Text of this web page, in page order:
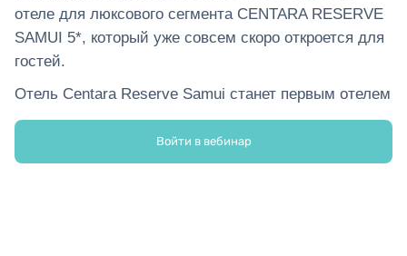
отеле для люксового сегмента CENTARA RESERVE
SAMUI 5*, который уже совсем скоро откроется для
гостей.
Отель Centara Reserve Samui станет первым отелем
коллекции Reserve и будет вдохновляться и
вдохновлять историями как старыми, так и новыми,
позволяя гостям наслаждаться новыми
Войти в вебинар